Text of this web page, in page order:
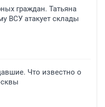
граждан. Татьяна
ВСУ атакует склады
Что известно о